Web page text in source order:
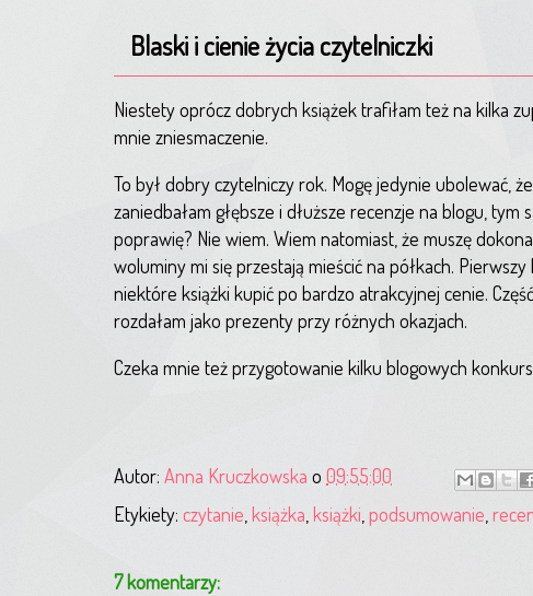
Blaski i cienie życia czytelniczki
Niestety oprócz dobrych książek trafiłam też na kilka
mnie zniesmaczenie.
To był dobry czytelniczy rok. Mogę jedynie ubolewać,
zaniedbałam głębsze i dłuższe recenzje na blogu,
poprawię? Nie wiem. Wiem natomiast, że muszę
woluminy mi się przestają mieścić na półkach.
niektóre książki kupić po bardzo atrakcyjnej cenie.
rozdałam jako prezenty przy różnych okazjach.
Czeka mnie też przygotowanie kilku blogowych
Autor: Anna Kruczkowska o 09:55:00
Etykiety: czytanie książka książki podsumowanie
7 komentarzy: